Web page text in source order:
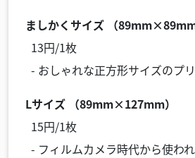
ましかくサイズ （89mm×89mm
13円/1枚
- おしゃれな正方形サイズのプリ
Lサイズ （89mm×127mm）
15円/1枚
- フィルムカメラ時代から使わ